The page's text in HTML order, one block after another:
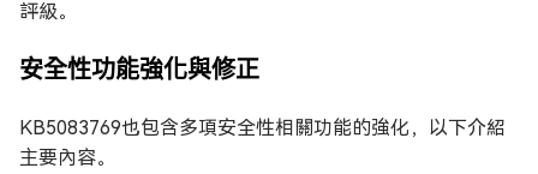
評級。
安全性功能強化與修正
KB5083769也包含多項安全性相關功能的強化，以下介紹
主要內容。